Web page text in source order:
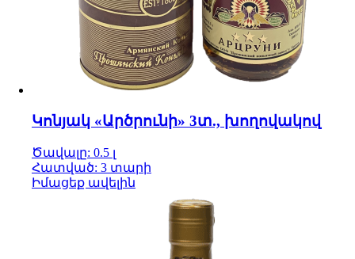
Կոնյակ «Արծրունի» 3տ., խողովակով
Ծավալը: 0.5 լ
Հատված: 3 տարի
Իմացեք ավելին